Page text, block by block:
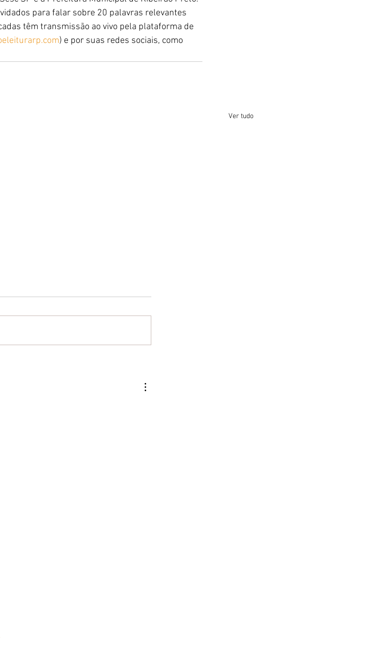
para falar sobre 20 palavras relevantes
têm transmissão ao vivo pela plataforma de
) e por suas redes sociais, como
Ver tudo